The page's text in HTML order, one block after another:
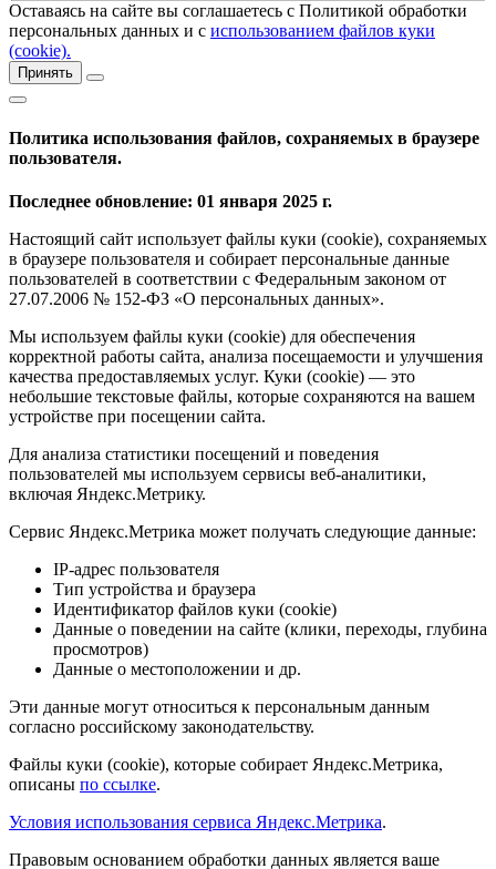
Оставаясь на сайте вы соглашаетесь с Политикой обработки
персональных данных и с использованием файлов куки
(cookie).
Принять
Политика использования файлов, сохраняемых в браузере
пользователя.
Последнее обновление: 01 января 2025 г.
Настоящий сайт использует файлы куки (cookie), сохраняемых
в браузере пользователя и собирает персональные данные
пользователей в соответствии с Федеральным законом от
27.07.2006 № 152-ФЗ «О персональных данных».
Мы используем файлы куки (cookie) для обеспечения
корректной работы сайта, анализа посещаемости и улучшения
качества предоставляемых услуг. Куки (cookie) — это
небольшие текстовые файлы, которые сохраняются на вашем
устройстве при посещении сайта.
Для анализа статистики посещений и поведения
пользователей мы используем сервисы веб-аналитики,
включая Яндекс.Метрику.
Сервис Яндекс.Метрика может получать следующие данные:
IP-адрес пользователя
Тип устройства и браузера
Идентификатор файлов куки (cookie)
Данные о поведении на сайте (клики, переходы, глубина
просмотров)
Данные о местоположении и др.
Эти данные могут относиться к персональным данным
согласно российскому законодательству.
Файлы куки (cookie), которые собирает Яндекс.Метрика,
описаны по ссылке.
Условия использования сервиса Яндекс.Метрика.
Правовым основанием обработки данных является ваше